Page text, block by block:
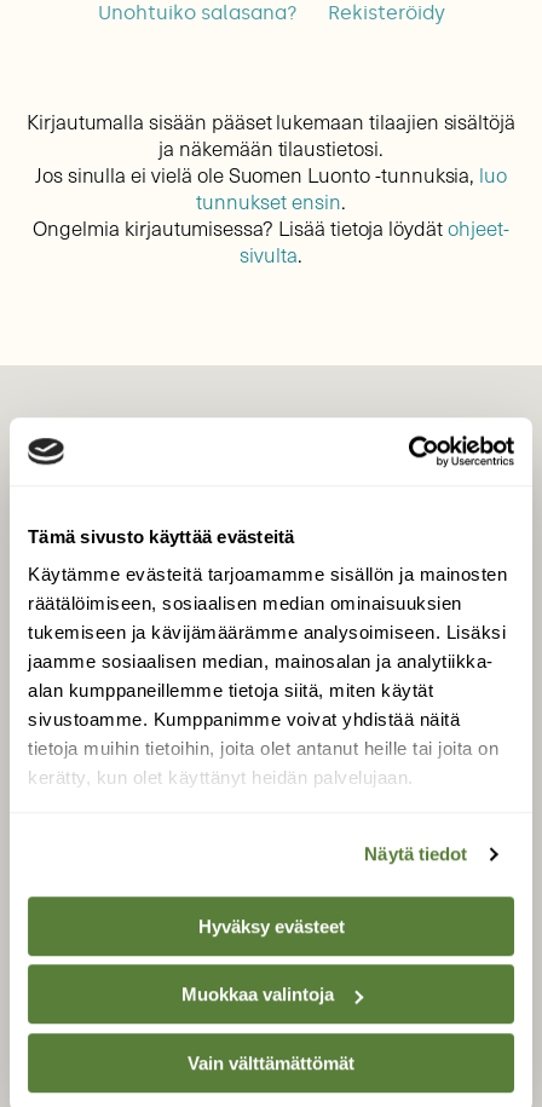
Tämä sivusto käyttää evästeitä
Käytämme evästeitä tarjoamamme sisällön ja mainosten
räätälöimiseen, sosiaalisen median ominaisuuksien
tukemiseen ja kävijämäärämme analysoimiseen. Lisäksi
jaamme sosiaalisen median, mainosalan ja analytiikka-
alan kumppaneillemme tietoja siitä, miten käytät
sivustoamme. Kumppanimme voivat yhdistää näitä
tietoja muihin tietoihin, joita olet antanut heille tai joita on
kerätty, kun olet käyttänyt heidän palvelujaan.
Näytä tiedot
Hyväksy evästeet
Muokkaa valintoja
Vain välttämättömät
Unohtuiko salasana? Rekisteröidy
Kirjautumalla sisään pääset lukemaan tilaajien sisältöjä
ja näkemään tilaustietosi.
Jos sinulla ei vielä ole Suomen Luonto -tunnuksia, luo
tunnukset ensin.
Ongelmia kirjautumisessa? Lisää tietoja löydätohjeet-
sivulta.
Tilaa digilukuoikeus
Äänestä parasta juttua
Tilaa uutiskirje
SUOMEN LUONNON­
SUOJELU­LIITTO
Suomen Luonto -lehden
luonnonsuojelu­liitto.